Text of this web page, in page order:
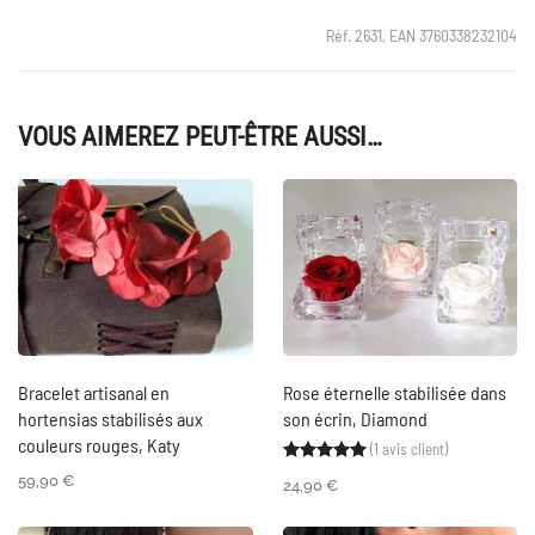
Réf. 2631, EAN 3760338232104
VOUS AIMEREZ PEUT-ÊTRE AUSSI…
Bracelet artisanal en
hortensias stabilisés aux
couleurs rouges, Katy
59,90 €
Rose éternelle stabilisée dans
son écrin, Diamond
Noté 5.00sur 5
1
(1 avis client)
24,90 €